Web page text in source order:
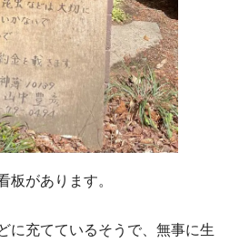
板があります。
に充てているそうで、無事に生